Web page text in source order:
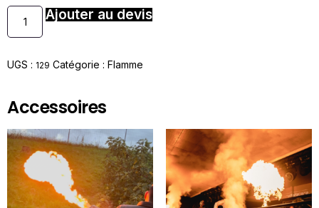
Ajouter au devis
UGS : 129 Catégorie : Flamme
Accessoires